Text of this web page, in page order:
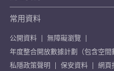
常用資料
公開資料
無障礙瀏覽
年度整合開放數據計劃（包含空間
私隱政策聲明
保安資料 網頁